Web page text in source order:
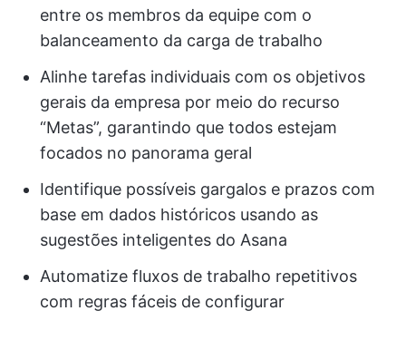
entre os membros da equipe com o
balanceamento da carga de trabalho
Alinhe tarefas individuais com os objetivos
gerais da empresa por meio do recurso
“Metas”, garantindo que todos estejam
focados no panorama geral
Identifique possíveis gargalos e prazos com
base em dados históricos usando as
sugestões inteligentes do Asana
Automatize fluxos de trabalho repetitivos
com regras fáceis de configurar